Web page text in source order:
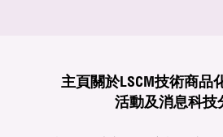
主頁 關於LSCM技術商品
活動及消息科技